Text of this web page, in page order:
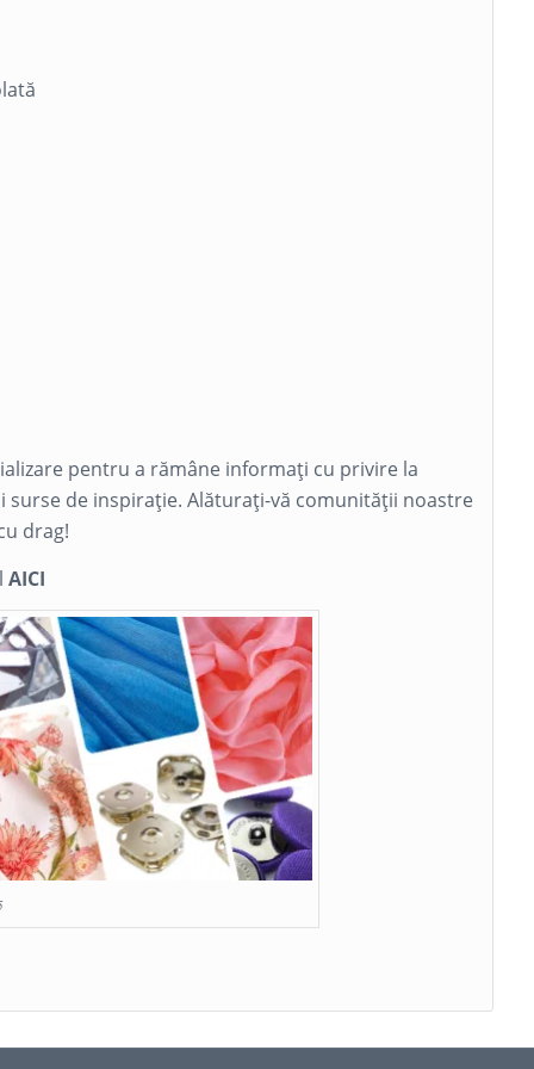
pentru a rămâne informați cu privire la
surse de inspirație. Alăturați-vă comunității noastre
drag!
AICI